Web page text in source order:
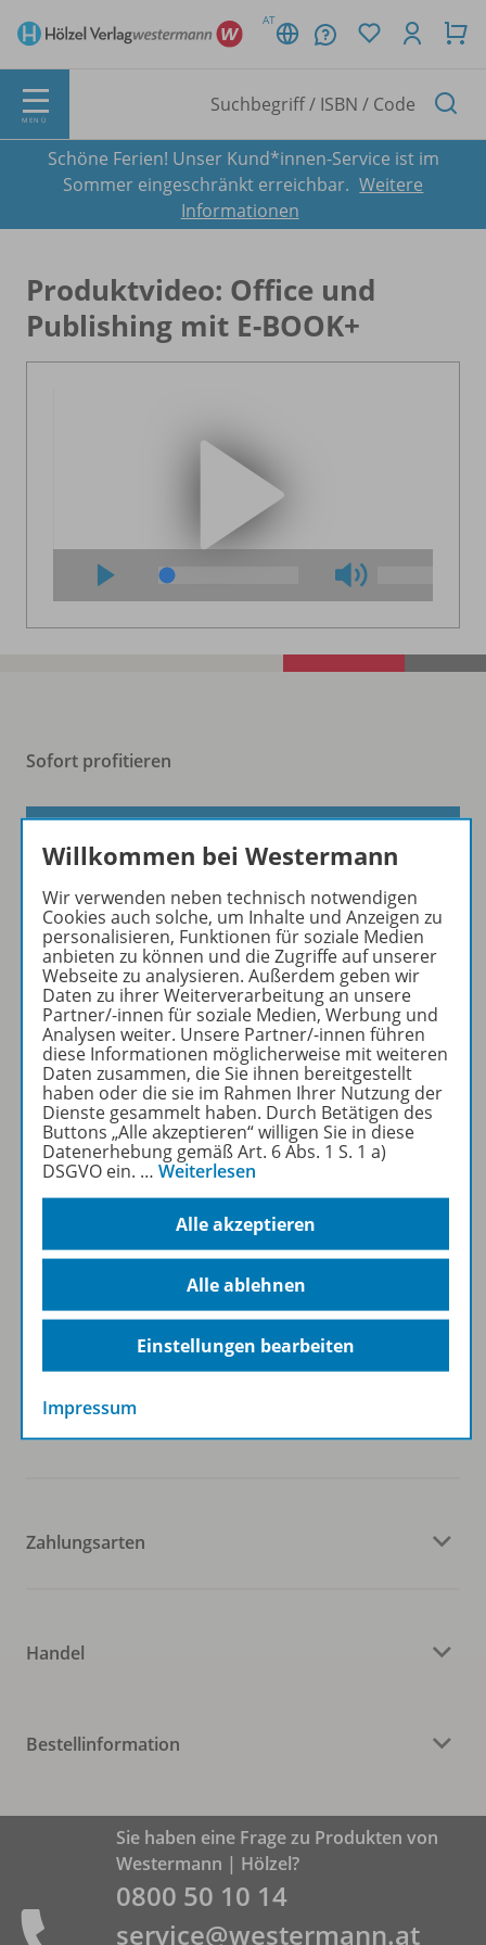
AT
MENÜ
Schöne Ferien! Unser Kund*innen-Service ist im
Sommer eingeschränkt erreichbar. Weitere
Informationen
Produktvideo: Office und
Publishing mit E-BOOK+
Sofort profitieren
Folgen Sie uns auf Social Media
Westermann Österreich
Kontakt
Mein Schreibtisch / Konto
Zahlungsarten
Handel
Bestellinformation
Sie haben eine Frage zu Produkten von
Westermann | Hölzel?
0800 50 10 14
service@westermann.at
Willkommen bei Westermann
Wir verwenden neben technisch notwendigen
Cookies auch solche, um Inhalte und Anzeigen zu
personalisieren, Funktionen für soziale Medien
anbieten zu können und die Zugriffe auf unserer
Webseite zu analysieren. Außerdem geben wir
Daten zu ihrer Weiterverarbeitung an unsere
Partner/-innen für soziale Medien, Werbung und
Analysen weiter. Unsere Partner/-innen führen
diese Informationen möglicherweise mit weiteren
Daten zusammen, die Sie ihnen bereitgestellt
haben oder die sie im Rahmen Ihrer Nutzung der
Dienste gesammelt haben. Durch Betätigen des
Buttons „Alle akzeptieren“ willigen Sie in diese
Datenerhebung gemäß Art. 6 Abs. 1 S. 1 a)
DSGVO ein. … Weiterlesen
Alle akzeptieren
Alle ablehnen
Einstellungen bearbeiten
Impressum